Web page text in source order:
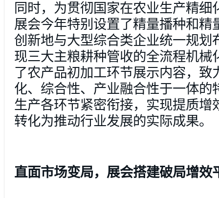
同时，为贯彻国家在农业生产精细
展会今年特别设置了精量播种和精
创新地与大型综合类企业统一规划
现三大主粮耕种管收的全流程机械
了农产品初加工环节展示内容，致
化、综合性、产业融合性于一体的
生产各环节紧密衔接，实现提质增
转化为推动行业发展的实际成果。
直面市场变局，展会搭建破局增效